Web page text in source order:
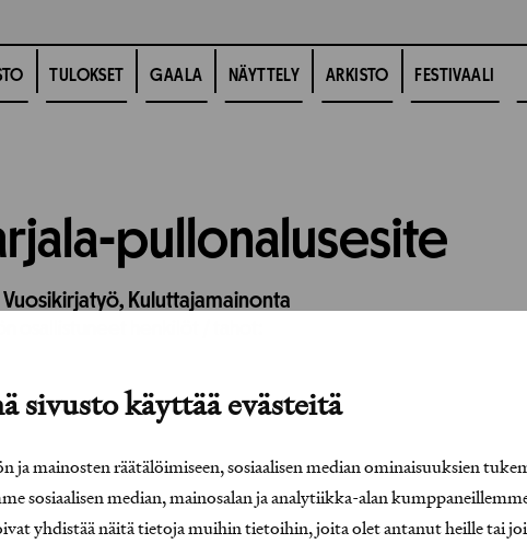
sivusto käyttää evästeitä
ja mainosten räätälöimiseen, sosiaalisen median ominaisuuksien
sosiaalisen median, mainosalan ja analytiikka-alan
yhdistää näitä tietoja muihin tietoihin, joita olet antanut heille tai
TULOKSET GAALA NÄYTTELY ARKISTO FESTIVAALI
pullonalusesite
Vuosikirjatyö, Kuluttajamainonta